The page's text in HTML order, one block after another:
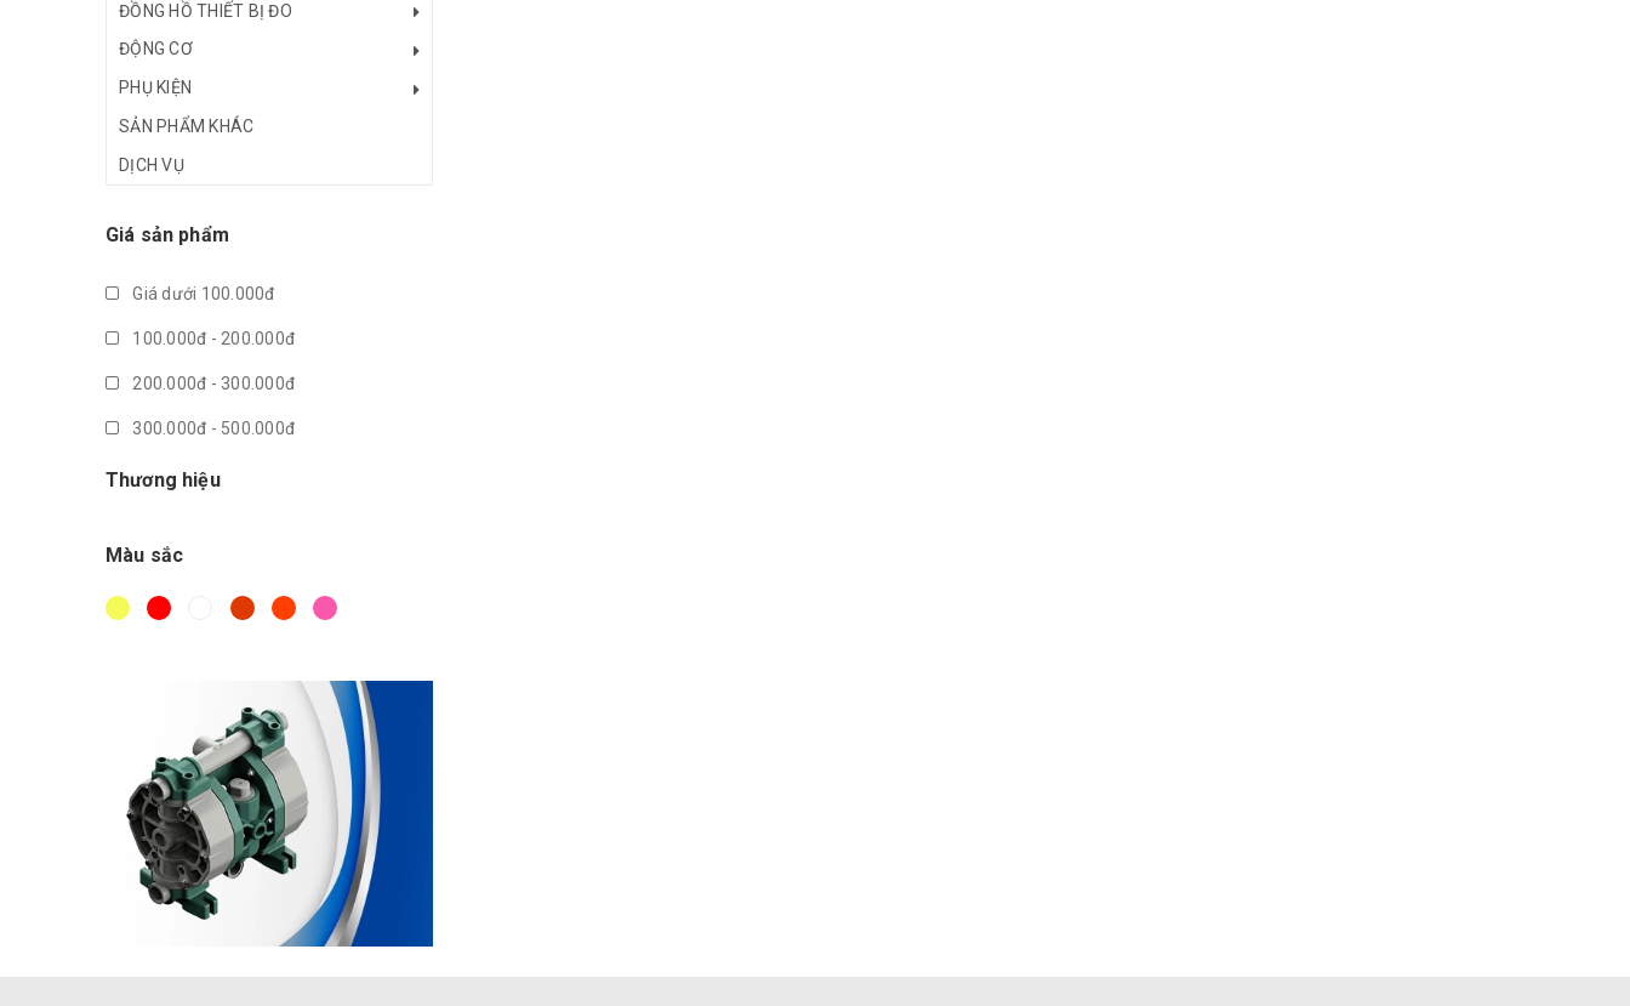
ĐỒNG HỒ THIẾT BỊ ĐO
ĐỘNG CƠ
PHỤ KIỆN
SẢN PHẨM KHÁC
DỊCH VỤ
Giá sản phẩm
Giá dưới 100.000đ
100.000đ - 200.000đ
200.000đ - 300.000đ
300.000đ - 500.000đ
500.000đ - 1.000.000đ
Thương hiệu
Màu sắc